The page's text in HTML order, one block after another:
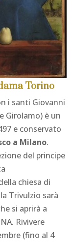
Torino
i santi Giovanni
Girolamo) è un
e conservato
a Milano.
del principe
chiesa di
Trivulzio sarà
si aprirà a
Rivivere
(fino al 4